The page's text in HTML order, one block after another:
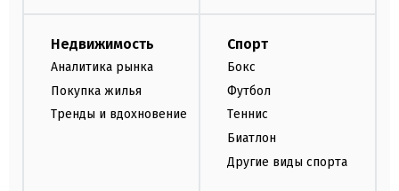
Недвижимость
Аналитика рынка
Покупка жилья
Тренды и вдохновение
Спорт
Бокс
Футбол
Теннис
Биатлон
Другие виды спорта